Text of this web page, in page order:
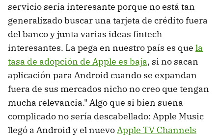
servicio sería interesante porque no está tan
generalizado buscar una tarjeta de crédito fuera
del banco y junta varias ideas fintech
interesantes. La pega en nuestro país es que la
tasa de adopción de Apple es baja, si no sacan
aplicación para Android cuando se expandan
fuera de sus mercados nicho no creo que tengan
mucha relevancia." Algo que si bien suena
complicado no sería descabellado: Apple Music
llegó a Android y el nuevoApple TV Channels